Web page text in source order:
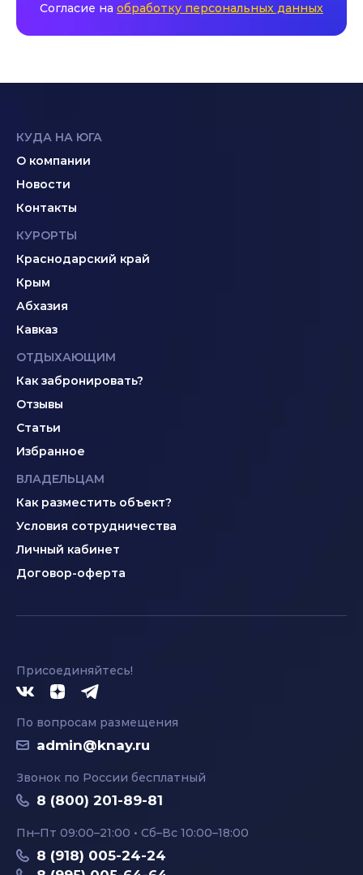
Согласие на обработку персональных данных
КУДА НА ЮГА
О компании
Новости
Контакты
КУРОРТЫ
Краснодарский край
Крым
Абхазия
Кавказ
ОТДЫХАЮЩИМ
Как забронировать?
Отзывы
Статьи
Избранное
ВЛАДЕЛЬЦАМ
Как разместить объект?
Условия сотрудничества
Личный кабинет
Договор-оферта
Присоединяйтесь!
По вопросам размещения
admin@knay.ru
Звонок по России бесплатный
8 (800) 201-89-81
Пн–Пт 09:00–21:00 • Сб–Вс 10:00–18:00
8 (918) 005-24-24